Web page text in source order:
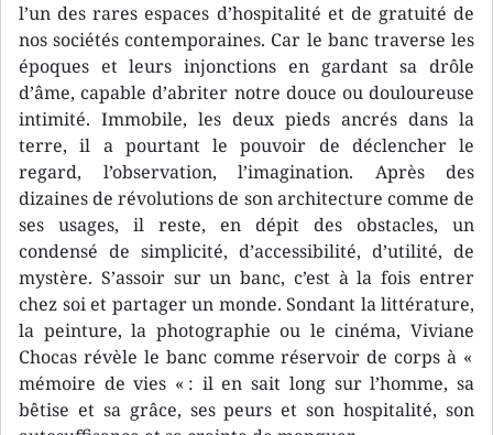
l’un des rares espaces d’hospitalité et de gratuité de
nos sociétés contemporaines. Car le banc traverse les
époques et leurs injonctions en gardant sa drôle
d’âme, capable d’abriter notre douce ou douloureuse
intimité. Immobile, les deux pieds ancrés dans la
terre, il a pourtant le pouvoir de déclencher le
regard, l’observation, l’imagination. Après des
dizaines de révolutions de son architecture comme de
ses usages, il reste, en dépit des obstacles, un
condensé de simplicité, d’accessibilité, d’utilité, de
mystère. S’assoir sur un banc, c’est à la fois entrer
chez soi et partager un monde. Sondant la littérature,
la peinture, la photographie ou le cinéma, Viviane
Chocas révèle le banc comme réservoir de corps à «
mémoire de vies « : il en sait long sur l’homme, sa
bêtise et sa grâce, ses peurs et son hospitalité, son